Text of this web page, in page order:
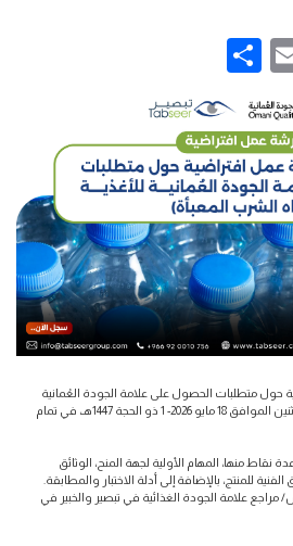
Email
Share
متطلبات الحصول على علامة الجودة العُمانية
للأغذية (مياه الشرب المعبأة)، يوم الإثنين الموافق 18 مايو 2026- 1 ذو الحجة 1447هـ، في تمام
منها، المهام الأولية لجهة المنح، الوثائق
للمنتج، بالإضافة إلى أدلة الاختبار والمطابقة.
علامة الجودة الغذائية في تبصير والخبير في